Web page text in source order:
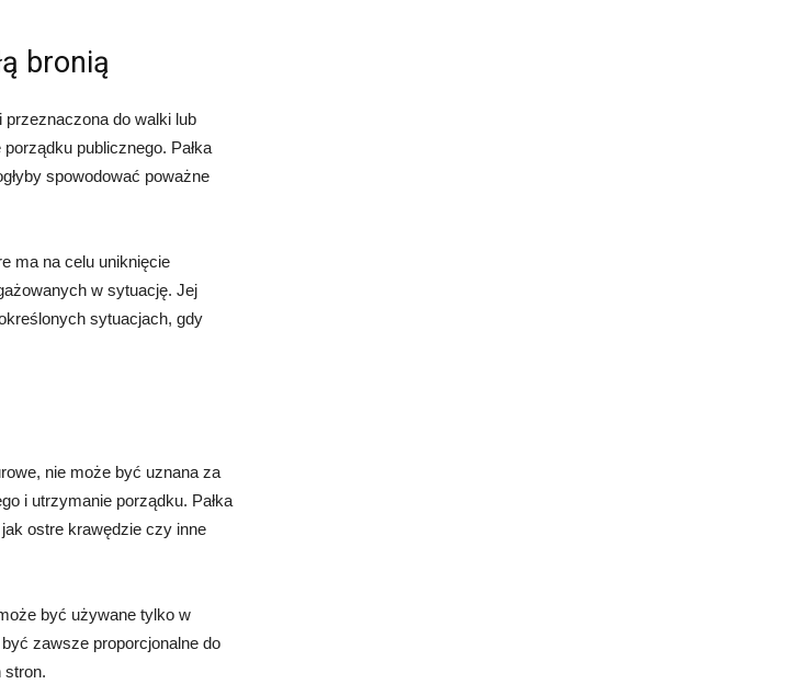
bronią
przeznaczona do walki lub
publicznego. Pałka
spowodować poważne
ma na celu uniknięcie
w sytuację. Jej
sytuacjach, gdy
nie może być uznana za
i utrzymanie porządku. Pałka
ostre krawędzie czy inne
być używane tylko w
zawsze proporcjonalne do
stron.